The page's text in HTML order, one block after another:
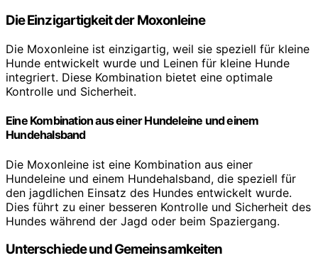
Die Einzigartigkeit der Moxonleine
Die Moxonleine ist einzigartig, weil sie speziell für kleine
Hunde entwickelt wurde und Leinen für kleine Hunde
integriert. Diese Kombination bietet eine optimale
Kontrolle und Sicherheit.
Eine Kombination aus einer Hundeleine und einem
Hundehalsband
Die Moxonleine ist eine Kombination aus einer
Hundeleine und einem Hundehalsband, die speziell für
den jagdlichen Einsatz des Hundes entwickelt wurde.
Dies führt zu einer besseren Kontrolle und Sicherheit des
Hundes während der Jagd oder beim Spaziergang.
Unterschiede und Gemeinsamkeiten